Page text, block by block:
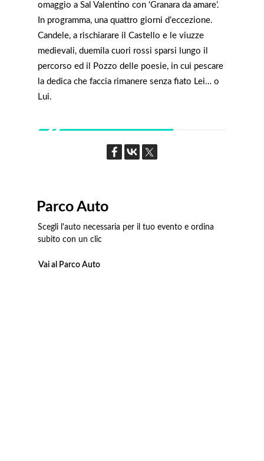
omaggio a Sal Valentino con ‘Granara da amare’.
In programma, una quattro giorni d’eccezione.
Candele, a rischiarare il Castello e le viuzze
medievali, duemila cuori rossi sparsi lungo il
percorso ed il Pozzo delle poesie, in cui pescare
la dedica che faccia rimanere senza fiato Lei… o
Lui.
Parco Auto
Scegli l'auto necessaria per il tuo evento e ordina
subito con un clic
Vai al Parco Auto